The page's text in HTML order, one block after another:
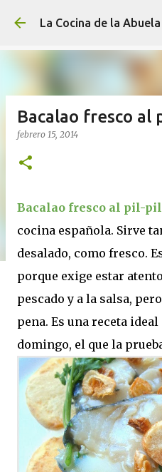
Ir al
La Cocina de la Abuela
Bacalao fresco al
febrero 15, 2014
Bacalao fresco al pil-pil
cocina española. Sirve
desalado, como fresco.
porque exige estar
pescado y a la salsa,
pena. Es una receta
domingo, el que la